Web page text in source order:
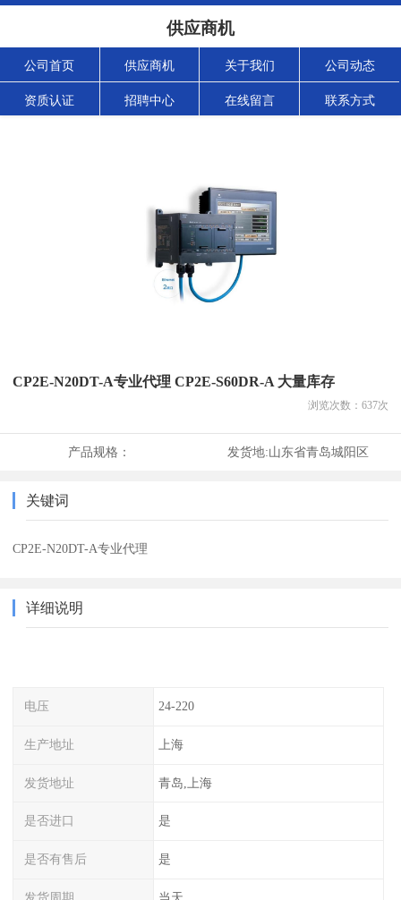
供应商机
公司首页 供应商机 关于我们 公司动态
资质认证 招聘中心 在线留言 联系方式
CP2E-N20DT-A专业代理 CP2E-S60DR-A 大量库存
浏览次数： 637次
产品规格： 发货地:山东省青岛城阳区
关键词
CP2E-N20DT-A专业代理
详细说明
电压 24-220
生产地址 上海
发货地址 青岛,上海
是否进口 是
是否有售后 是